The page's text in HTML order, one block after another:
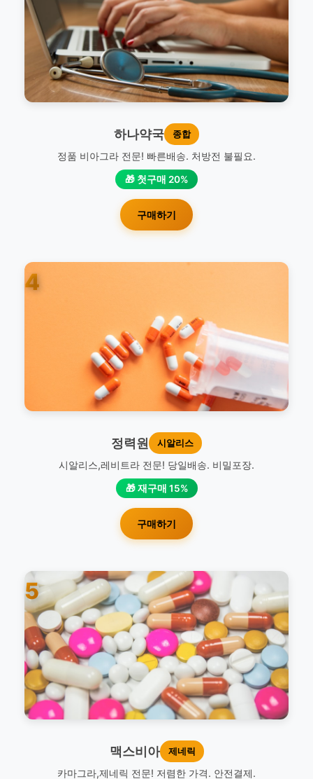
하나약국 종합
정품 비아그라 전문! 빠른배송. 처방전 불필요.
🎁 첫구매 20%
구매하기
4
정력원 시알리스
시알리스,레비트라 전문! 당일배송. 비밀포장.
🎁 재구매 15%
구매하기
5
맥스비아 제네릭
카마그라,제네릭 전문! 저렴한 가격. 안전결제.